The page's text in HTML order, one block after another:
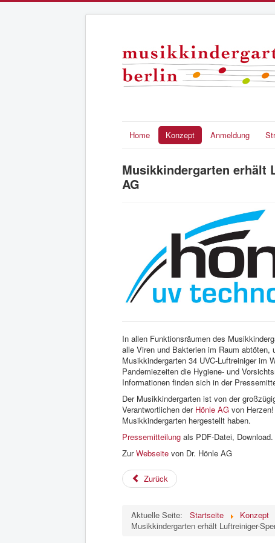
Home Konzept Anmeldung
Musikkindergarten erhält
AG
In allen Funktionsräumen des
alle Viren und Bakterien im Raum
Musikkindergarten 34 UVC-Luftreiniger im
Pandemiezeiten die Hygiene- und
Informationen finden sich in der
Der Musikkindergarten ist von der
Verantwortlichen der Hönle AG von
Musikkindergarten hergestellt haben.
Pressemitteilung als PDF-Datei, Download.
ZurWebseite von Dr. Hönle AG
Zurück
Aktuelle Seite: Startseite Konzept
Musikkindergarten erhält Luftreiniger-